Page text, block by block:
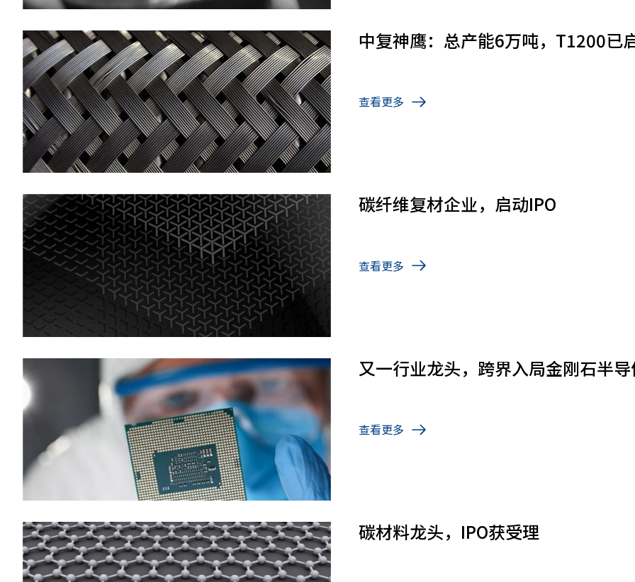
中复神鹰：总产能6万吨，T1200已
查看更多
碳纤维复材企业，启动IPO
查看更多
又一行业龙头，跨界入局金刚石半
查看更多
碳材料龙头，IPO获受理